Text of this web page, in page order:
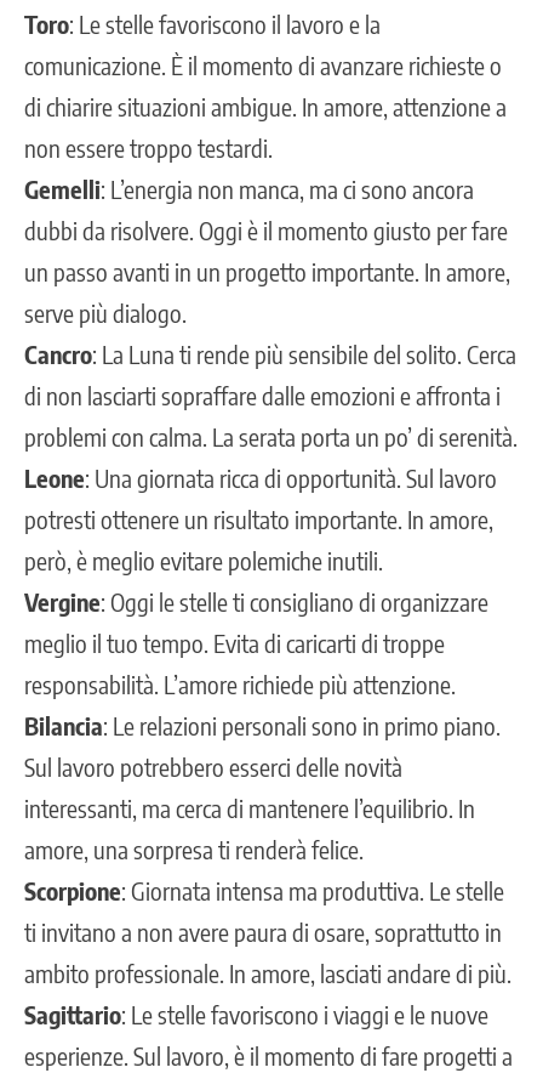
Toro: Le stelle favoriscono il lavoro e la
comunicazione. È il momento di avanzare richieste o
di chiarire situazioni ambigue. In amore, attenzione a
non essere troppo testardi.
Gemelli: L’energia non manca, ma ci sono ancora
dubbi da risolvere. Oggi è il momento giusto per fare
un passo avanti in un progetto importante. In amore,
serve più dialogo.
Cancro: La Luna ti rende più sensibile del solito. Cerca
di non lasciarti sopraffare dalle emozioni e affronta i
problemi con calma. La serata porta un po’ di serenità.
Leone: Una giornata ricca di opportunità. Sul lavoro
potresti ottenere un risultato importante. In amore,
però, è meglio evitare polemiche inutili.
Vergine: Oggi le stelle ti consigliano di organizzare
meglio il tuo tempo. Evita di caricarti di troppe
responsabilità. L’amore richiede più attenzione.
Bilancia: Le relazioni personali sono in primo piano.
Sul lavoro potrebbero esserci delle novità
interessanti, ma cerca di mantenere l’equilibrio. In
amore, una sorpresa ti renderà felice.
Scorpione: Giornata intensa ma produttiva. Le stelle
ti invitano a non avere paura di osare, soprattutto in
ambito professionale. In amore, lasciati andare di più.
Sagittario: Le stelle favoriscono i viaggi e le nuove
esperienze. Sul lavoro, è il momento di fare progetti a